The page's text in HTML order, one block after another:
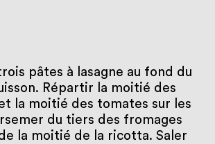
pâtes à lasagne au fond du
Répartir la moitié des
la moitié des tomates sur les
du tiers des fromages
la moitié de la ricotta. Saler